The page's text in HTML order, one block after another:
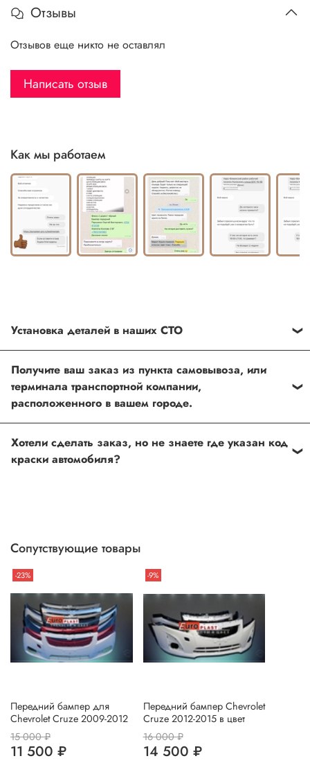
Отзывы
Отзывов еще никто не оставлял
Написать отзыв
Как мы работаем
Установка деталей в наших СТО
можно установить в любом из наших установочных
центров по Москве
Получите ваш заказ из пункта самовывоза, или
терминала транспортной компании,
расположенного в вашем городе.
нашим менеджером
Хотели сделать заказ, но не знаете где указан код
краски автомобиля?
по телефону.
Сопутствующие товары
-23%
Передний бампер для
Chevrolet Cruze 2009-2012
15 000 ₽
11 500 ₽
-9%
Передний бампер Chevrolet
Cruze 2012-2015 в цвет
16 000 ₽
14 500 ₽